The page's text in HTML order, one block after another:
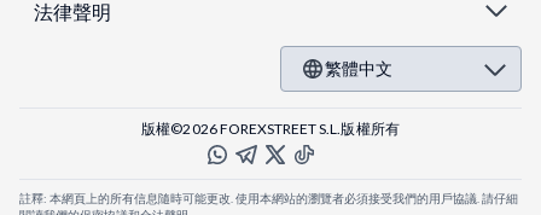
法律聲明
繁體中文
版權©2026 FOREXSTREET S.L.版權所有
註釋: 本網頁上的所有信息隨時可能更改. 使用本網站的瀏覽者必須接受我們的用戶協議. 請仔細